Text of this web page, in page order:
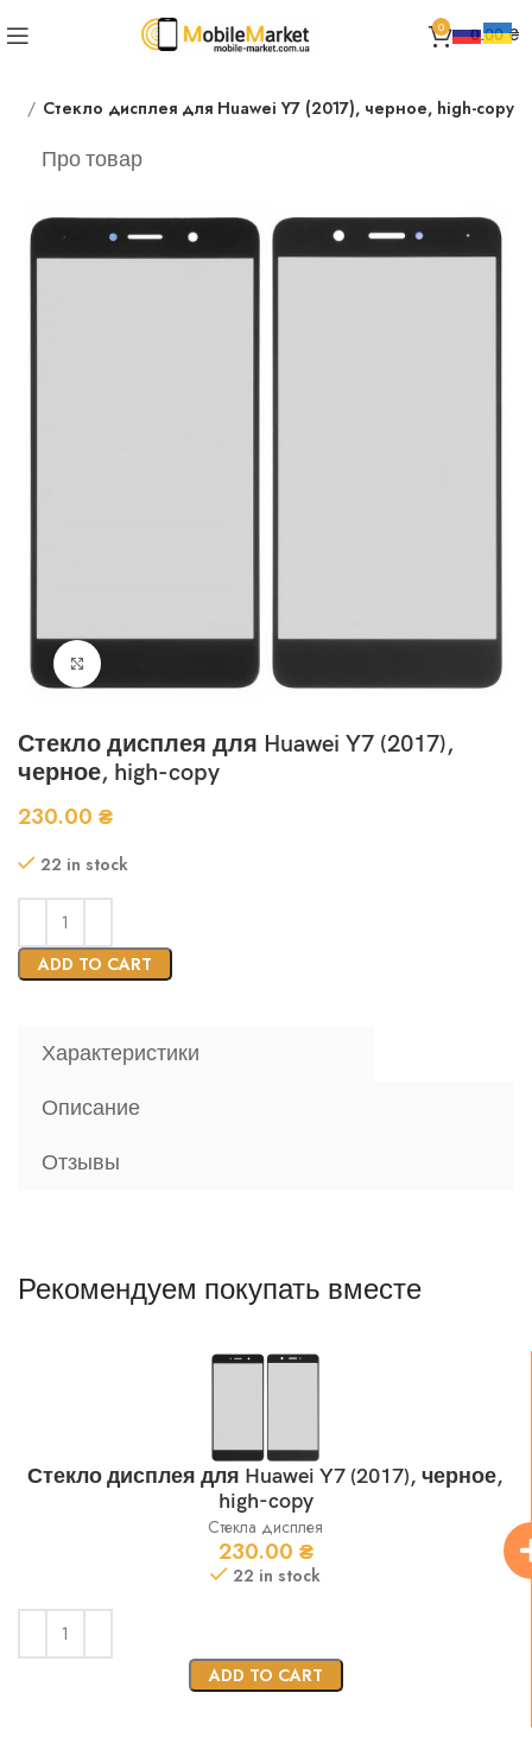
0 0.00₴
Стекло дисплея для Huawei Y7 (2017), черное, high-copy
Про товар
Нажмите, чтобы увеличить
Стекло дисплея для Huawei Y7 (2017),
черное, high-copy
230.00 ₴
22 in stock
ADD TO CART
Характеристики
Описание
Отзывы
Рекомендуем покупать вместе
Стекло дисплея для Huawei Y7 (2017), черное,
high-copy
Стекла дисплея
230.00 ₴
22 in stock
ADD TO CART